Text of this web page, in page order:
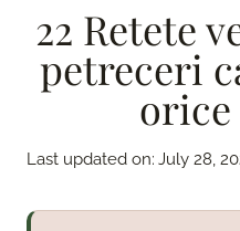
22 Retete
petreceri
Last updated on: July 28,